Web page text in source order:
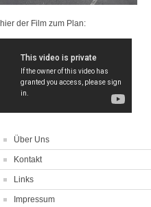
hier der Film zum Plan:
Über Uns
Kontakt
Links
Impressum